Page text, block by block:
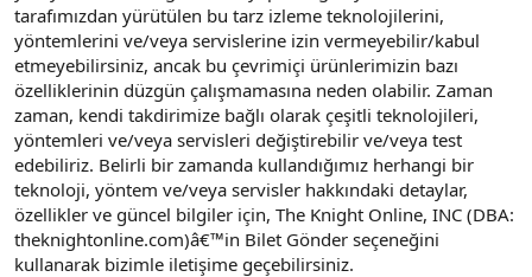
tarafımızdan yürütülen bu tarz izleme teknolojilerini,
yöntemlerini ve/veya servislerine izin vermeyebilir/kabul
etmeyebilirsiniz, ancak bu çevrimiçi ürünlerimizin bazı
özelliklerinin düzgün çalışmamasına neden olabilir. Zaman
zaman, kendi takdirimize bağlı olarak çeşitli teknolojileri,
yöntemleri ve/veya servisleri değiştirebilir ve/veya test
edebiliriz. Belirli bir zamanda kullandığımız herhangi bir
teknoloji, yöntem ve/veya servisler hakkındaki detaylar,
özellikler ve güncel bilgiler için, The Knight Online, INC (DBA:
theknightonline.com)â€™in Bilet Gönder seçeneğini
kullanarak bizimle iletişime geçebilirsiniz.